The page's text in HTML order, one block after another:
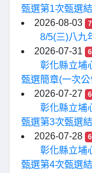
甄選第1次甄選
2026-08-03
8/5(三)八九
2026-07-31
彰化縣立埔
甄選簡章(一次公
2026-07-27
彰化縣立埔
甄選第3次甄選
2026-07-28
彰化縣立埔
甄選第4次甄選